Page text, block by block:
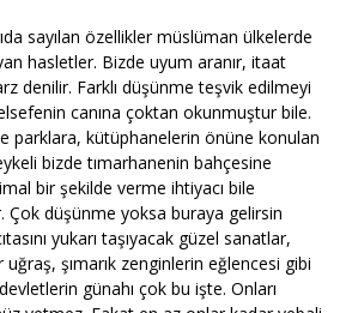
sayılan özellikler müslüman ülkelerde
hasletler. Bizde uyum aranır, itaat
denilir. Farklı düşünme teşvik edilmeyi
canına çoktan okunmuştur bile.
parklara, kütüphanelerin önüne konulan
bizde tımarhanenin bahçesine
bir şekilde verme ihtiyacı bile
Çok düşünme yoksa buraya gelirsin
yukarı taşıyacak güzel sanatlar,
şımarık zenginlerin eğlencesi gibi
günahı çok bu işte. Onları